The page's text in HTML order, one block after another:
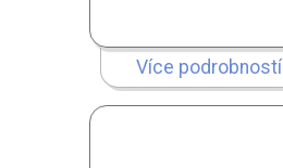
Více podrobností